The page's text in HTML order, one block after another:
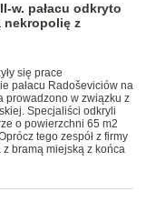
w. pałacu odkryto
nekropolię z
się prace
pałacu Radoševiciów na
prowadzono w związku z
Specjaliści odkryli
o powierzchni 65 m2
tego zespół z firmy
z bramą miejską z końca